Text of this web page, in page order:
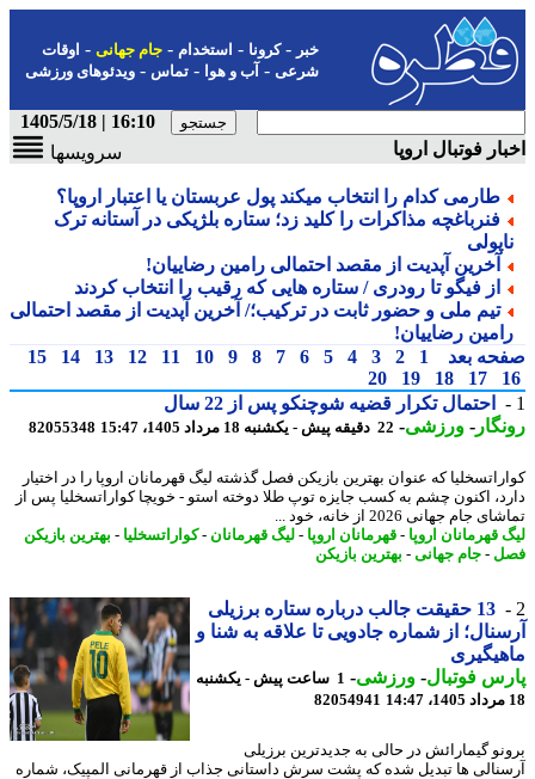
-کرونا-استخدام- جام جهانی-اوقات
شرعی-آب و هوا-تماس-ویدئوهای ورزشی
16:10 | 1405/5/18
فوتبال اروپا
سرویسها
طارمی کدام را انتخاب میکند پول عربستان یا اعتبار اروپا؟
فنرباغچه مذاکرات را کلید زد؛ ستاره بلژیکی در آستانه ترک
آخرین آپدیت از مقصد احتمالی رامین رضاییان!
از فیگو تا رودری / ستاره هایی که رقیب را انتخاب کردند
تیم ملی و حضور ثابت در ترکیب؛/ آخرین آپدیت از مقصد احتمالی
رضاییان!
بعد
1
2
3
4
5
6
7
8
9
10
11
12
13
14
15
17
18
19
20
احتمال تکرار قضیه شوچنکو پس از 22 سال
-ورزشی-22 دقیقه پیش - یکشنبه 18 مرداد 1405، 15:47 82055348
که عنوان بهترین بازیکن فصل گذشته لیگ قهرمانان اروپا را در اختیار
اکنون چشم به کسب جایزه توپ طلا دوخته استو - خویچا کواراتسخلیا پس از
جام جهانی 2026 از خانه، خود ...
قهرمانان اروپا - قهرمانان اروپا - لیگ قهرمانان-کواراتسخلیا-بهترین بازیکن
-جام جهانی-بهترین بازیکن
13 حقیقت جالب درباره ستاره برزیلی
از شماره جادویی تا علاقه به شنا و
فوتبال-ورزشی-
1 ساعت پیش - یکشنبه
82054941
گیمارائش در حالی به جدیدترین برزیلی
ها تبدیل شده که پشت سرش داستانی جذاب از قهرمانی المپیک، شماره